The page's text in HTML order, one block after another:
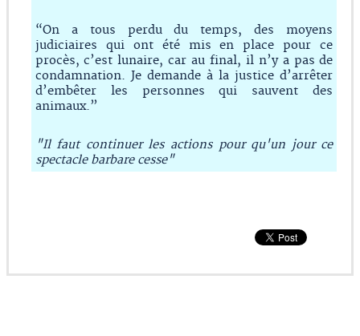
“On a tous perdu du temps, des moyens
judiciaires qui ont été mis en place pour ce
procès, c’est lunaire, car au final, il n’y a pas de
condamnation. Je demande à la justice d’arrêter
d’embêter les personnes qui sauvent des
animaux.”
"Il faut continuer les actions pour qu'un jour ce
spectacle barbare cesse"